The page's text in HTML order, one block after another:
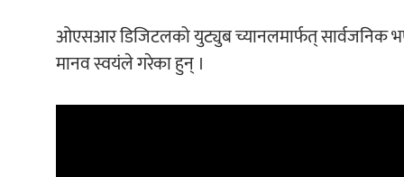
ओएसआर डिजिटलको युट्युब च्यानलमार्फत् सार्वजनिक
मानव स्वयंले गरेका हुन् ।